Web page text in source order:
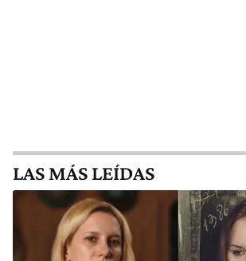
LAS MÁS LEÍDAS